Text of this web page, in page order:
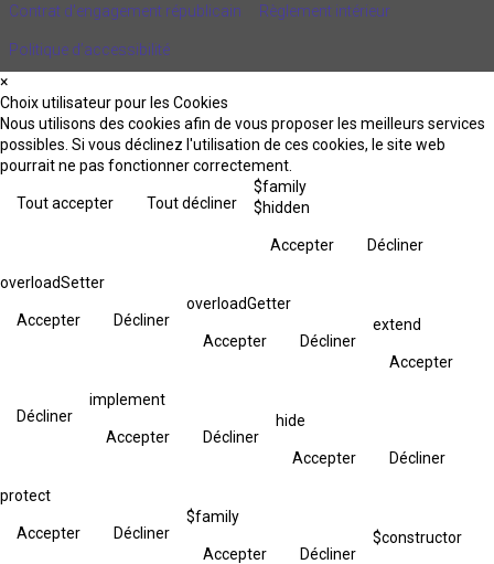
Contrat d'engagement républicain Règlement intérieur
Politique d’accessibilité
×
Choix utilisateur pour les Cookies
Nous utilisons des cookies afin de vous proposer les meilleurs services
possibles. Si vous déclinez l'utilisation de ces cookies, le site web
pourrait ne pas fonctionner correctement.
Tout accepter Tout décliner
$family
$hidden
Accepter Décliner
overloadSetter
Accepter Décliner
overloadGetter
Accepter Décliner
extend
Accepter
Décliner
implement
Accepter Décliner
hide
Accepter Décliner
protect
Accepter Décliner
$family
Accepter Décliner
$constructor